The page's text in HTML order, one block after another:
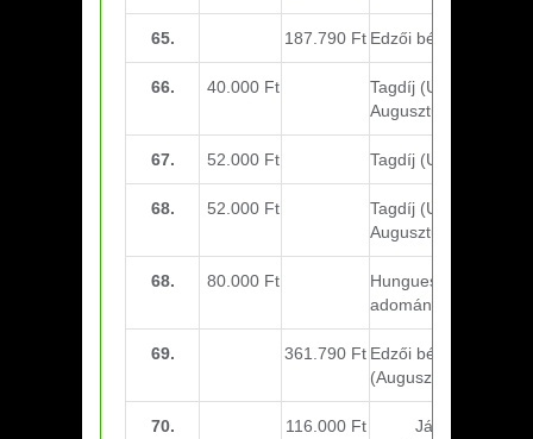
65. 187.790 Ft Edzői bérek (Július)
66. 40.000 Ft
Tagdíj (U13 –
Augusztus)
67. 52.000 Ft Tagdíj (U15 – Július)
68. 52.000 Ft
Tagdíj (U15 –
Augusztus)
68. 80.000 Ft
Hunguest Hotels Zrt.
adomány
69. 361.790 Ft Edzői bérek
(Augusztus)
70. 116.000 Ft
Járulékok